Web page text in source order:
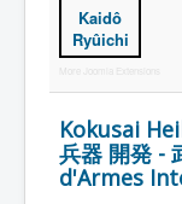
Kaidô
Ryûichi
More Joomla Extensions
Kokusai
兵器 開発 -
d'Armes